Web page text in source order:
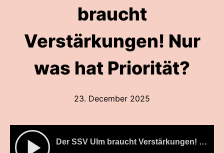
braucht
Verstärkungen! Nur
was hat Priorität?
23. December 2025
Der SSV Ulm braucht Verstärkungen! Nur was hat Priorität?